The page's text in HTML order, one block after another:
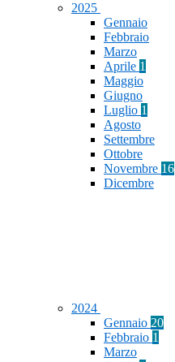
2025
Gennaio
Febbraio
Marzo
Aprile 1
Maggio
Giugno
Luglio 1
Agosto
Settembre
Ottobre
Novembre 16
Dicembre
2024
Gennaio 20
Febbraio 1
Marzo